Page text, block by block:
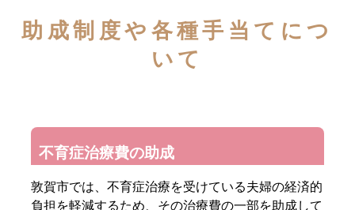
助成制度や各種手当てにつ
いて
不育症治療費の助成
敦賀市では、不育症治療を受けている夫婦の経済的
負担を軽減するため、その治療費の一部を助成して